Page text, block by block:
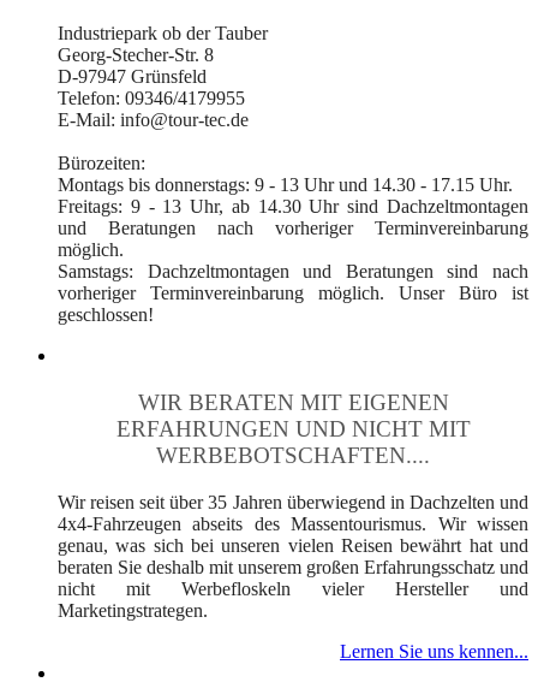
Industriepark ob der Tauber
Georg-Stecher-Str. 8
D-97947 Grünsfeld
Telefon: 09346/4179955
E-Mail: info@tour-tec.de
Bürozeiten:
Montags bis donnerstags: 9 - 13 Uhr und 14.30 - 17.15 Uhr.
Freitags: 9 - 13 Uhr, ab 14.30 Uhr sind Dachzeltmontagen
und Beratungen nach vorheriger Terminvereinbarung
möglich.
Samstags: Dachzeltmontagen und Beratungen sind nach
vorheriger Terminvereinbarung möglich. Unser Büro ist
geschlossen!
WIR BERATEN MIT EIGENEN
ERFAHRUNGEN UND NICHT MIT
WERBEBOTSCHAFTEN....
Wir reisen seit über 35 Jahren überwiegend in Dachzelten und
4x4-Fahrzeugen abseits des Massentourismus. Wir wissen
genau, was sich bei unseren vielen Reisen bewährt hat und
beraten Sie deshalb mit unserem großen Erfahrungsschatz und
nicht mit Werbefloskeln vieler Hersteller und
Marketingstrategen.
Lernen Sie uns kennen...